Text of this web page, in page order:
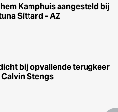
Kamphuis aangesteld bij
Sittard - AZ
bij opvallende terugkeer
Calvin Stengs